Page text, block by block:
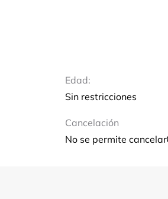
Edad:
Sin restricciones
Cancelación
No se permite cancelar